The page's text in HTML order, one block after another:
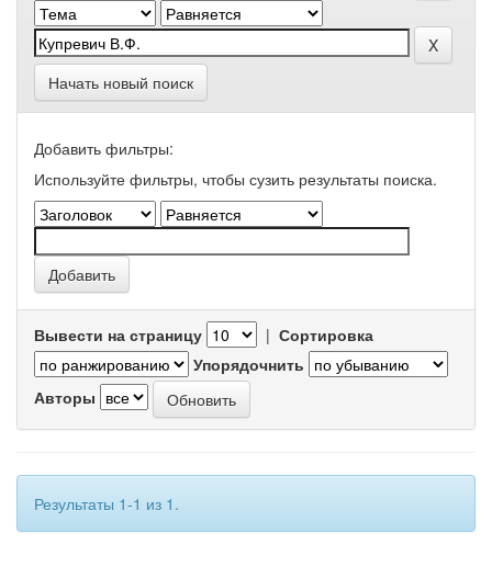
Начать новый поиск
Добавить фильтры:
Используйте фильтры, чтобы сузить результаты поиска.
Вывести на страницу | Сортировка
Упорядочнить
Авторы
Результаты 1-1 из 1.